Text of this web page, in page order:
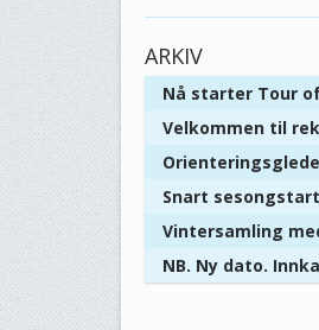
ARKIV
Nå starter Tour
Velkommen til
Snart
Vintersamling
NB. Ny dato.